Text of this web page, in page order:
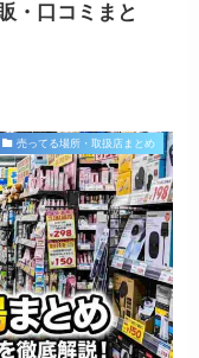
・口コミまと
売ってる場所・取扱店まとめ